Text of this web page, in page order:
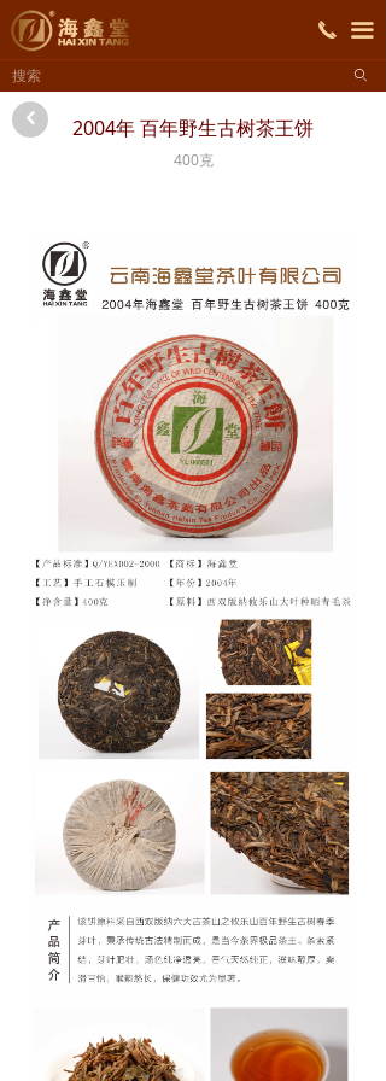
끅 끀
首页
关于海鑫堂
产品展示
新闻资讯
联系我们
ꄙ
2004年 百年野生古树茶王饼
400克
낒